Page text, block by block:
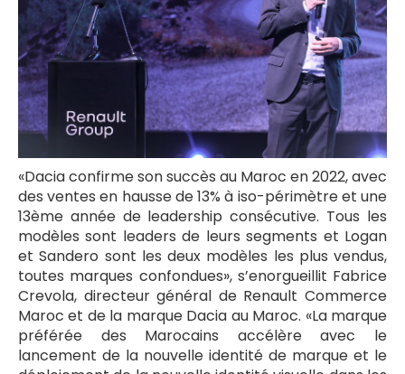
«Dacia confirme son succès au Maroc en 2022, avec
des ventes en hausse de 13% à iso-périmètre et une
13ème année de leadership consécutive. Tous les
modèles sont leaders de leurs segments et Logan
et Sandero sont les deux modèles les plus vendus,
toutes marques confondues», s’enorgueillit Fabrice
Crevola, directeur général de Renault Commerce
Maroc et de la marque Dacia au Maroc. «La marque
préférée des Marocains accélère avec le
lancement de la nouvelle identité de marque et le